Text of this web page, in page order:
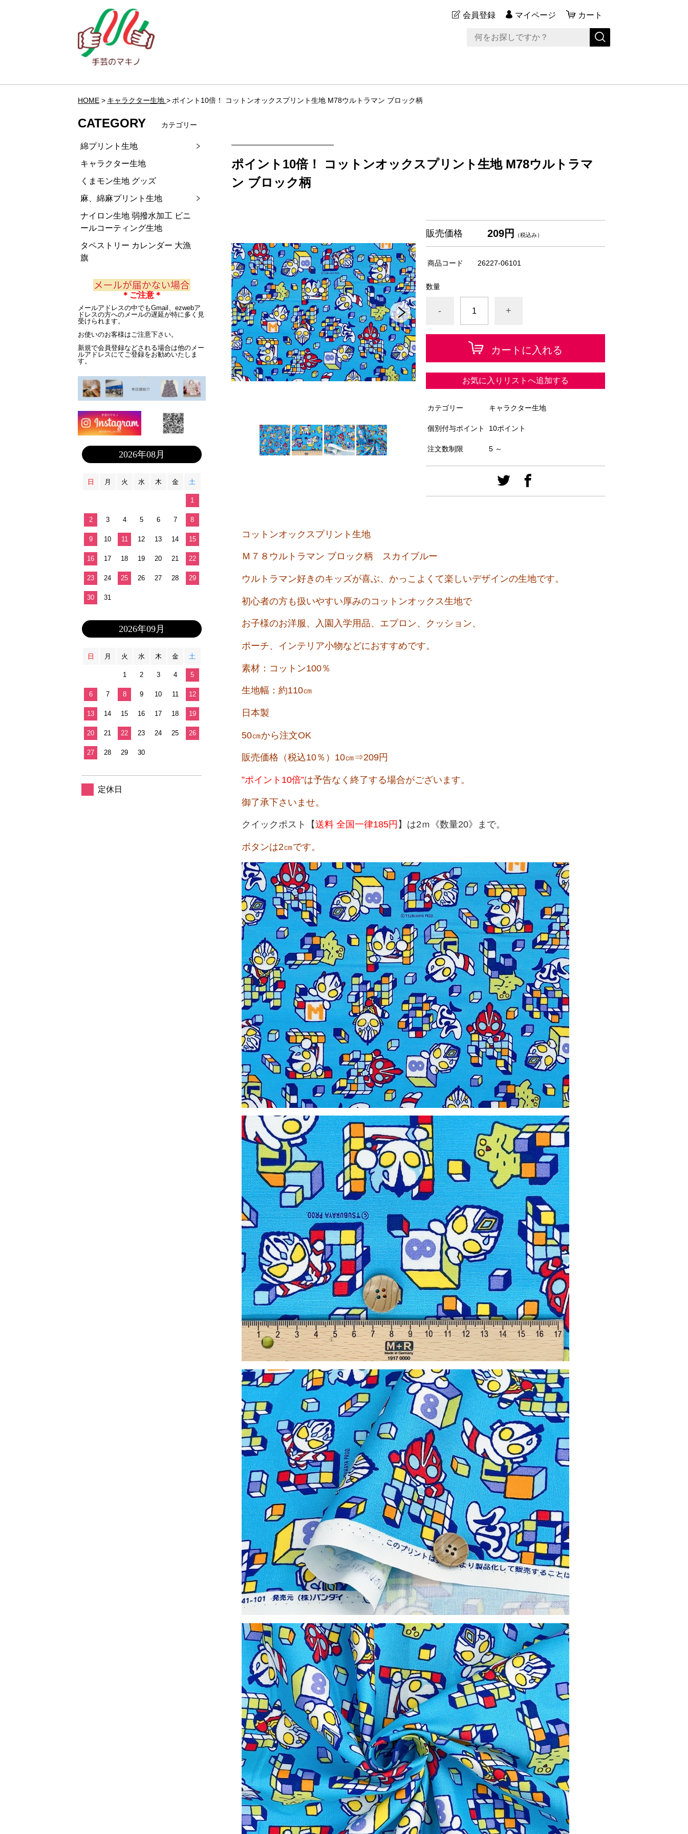
会員登録 マイページ カート
HOME キャラクター生地 ポイント10倍！ コットンオックスプリント生地 M78ウルトラマン ブロック柄
ポイント10倍！ コットンオックスプリント生地 M78ウルトラマ
ン ブロック柄
販売価格 209円 （税込み）
商品コード 26227-06101
数量
- +
カートに入れる
お気に入りリストへ追加する
カテゴリー キャラクター生地
個別付与ポイント 10ポイント
注文数制限 5 ～
コットンオックスプリント生地
Ｍ７８ウルトラマン ブロック柄 スカイブルー
ウルトラマン好きのキッズが喜ぶ、かっこよくて楽しいデザインの生地です。
初心者の方も扱いやすい厚みのコットンオックス生地で
お子様のお洋服、入園入学用品、エプロン、クッション、
ポーチ、インテリア小物などにおすすめです。
素材：コットン100％
生地幅：約110㎝
日本製
50㎝から注文OK
販売価格（税込10％）10㎝⇒209円
”ポイント10倍”は予告なく終了する場合がございます。
御了承下さいませ。
クイックポスト【送料 全国一律185円 】は2ｍ《数量20》まで。
ボタンは2㎝です。
CATEGORY カテゴリー
綿プリント生地
キャラクター生地
くまモン生地 グッズ
麻、綿麻プリント生地
ナイロン生地 弱撥水加工 ビニ
ールコーティング生地
タペストリー カレンダー 大漁
旗
＊ご注意＊
メールアドレスの中でもGmail、ezwebア
ドレスの方へのメールの遅延が特に多く見
受けられます。
お使いのお客様はご注意下さい。
新規で会員登録などされる場合は他のメー
ルアドレスにてご登録をお勧めいたしま
す。
2026年08月
日 月 火 水 木 金 土
1
2 3 4 5 6 7 8
9 10 11 12 13 14 15
16 17 18 19 20 21 22
23 24 25 26 27 28 29
30 31
2026年09月
日 月 火 水 木 金 土
1 2 3 4 5
6 7 8 9 10 11 12
13 14 15 16 17 18 19
20 21 22 23 24 25 26
27 28 29 30
定休日